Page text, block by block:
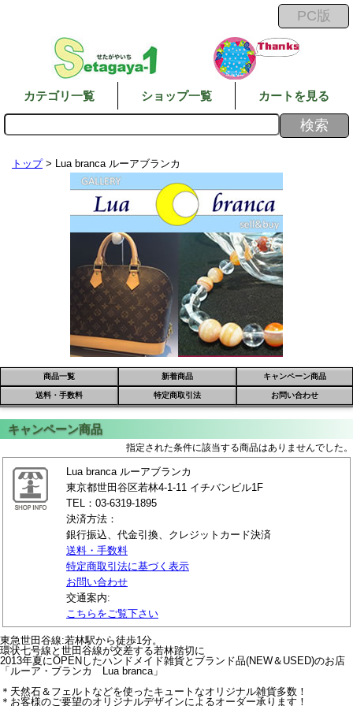
カテゴリ一覧 ショップ一覧 カートを見る
トップ> Lua branca ルーアブランカ
商品一覧 新着商品 キャンペーン商品
送料・手数料 特定商取引法 お問い合わせ
指定された条件に該当する商品はありませんでした。
Lua branca ルーアブランカ
東京都世田谷区若林4-1-11 イチバンビル1F
TEL：03-6319-1895
決済方法：
銀行振込、代金引換、クレジットカード決済
送料・手数料
特定商取引法に基づく表示
お問い合わせ
交通案内:
こちらをご覧下さい
東急世田谷線:若林駅から徒歩1分。
環状七号線と世田谷線が交差する若林踏切に
2013年夏にOPENしたハンドメイド雑貨とブランド品(NEW＆USED)のお店
「ルーア・ブランカ Lua branca」
＊天然石＆フェルトなどを使ったキュートなオリジナル雑貨多数！
＊お客様のご要望のオリジナルデザインによるオーダー承ります！